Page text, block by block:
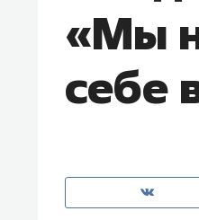
«Мы
себе